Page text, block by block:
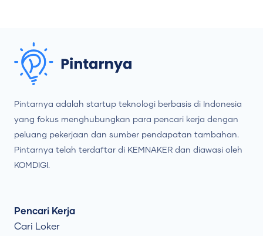
Pintarnya adalah startup teknologi berbasis di Indonesia
yang fokus menghubungkan para pencari kerja dengan
peluang pekerjaan dan sumber pendapatan tambahan.
Pintarnya telah terdaftar di KEMNAKER dan diawasi oleh
KOMDIGI.
Pencari Kerja
Cari Loker